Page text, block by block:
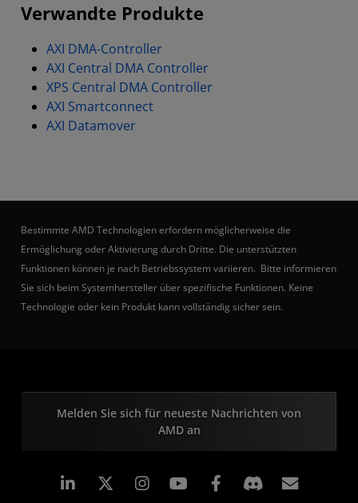
Verwandte Produkte
AXI DMA-Controller
AXI Central DMA Controller
XPS Central DMA Controller
AXI Smartconnect
AXI Datamover
Bestimmte AMD Technologien erfordern möglicherweise die
Ermöglichung oder Aktivierung durch Dritte. Die unterstützten
Funktionen können je nach Betriebssystem variieren. Bitte informieren
Sie sich beim Systemhersteller über spezifische Funktionen. Keine
Technologie oder kein Produkt kann vollständig sicher sein.
Melden Sie sich für neueste Nachrichten von
AMD an
LinkedIn Instagram Facebook